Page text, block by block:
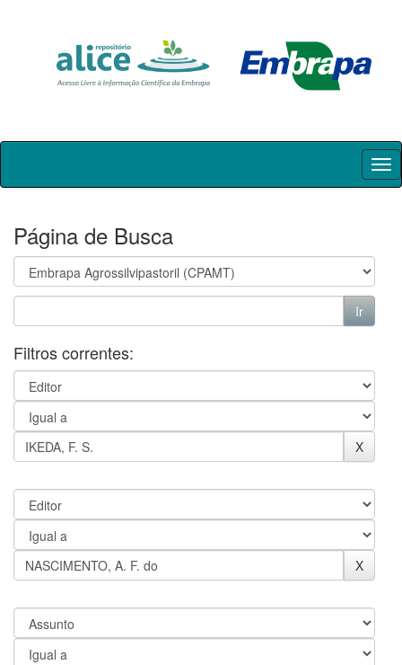
Skip
Página de Busca
Filtros correntes: